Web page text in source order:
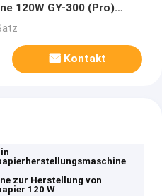
120W GY-300 (Pro)
Kontakt
zur Herstellung von
120 W